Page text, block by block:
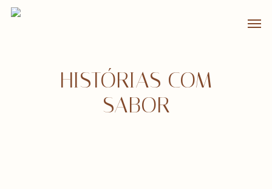
Skip
HISTÓRIAS COM
SABOR